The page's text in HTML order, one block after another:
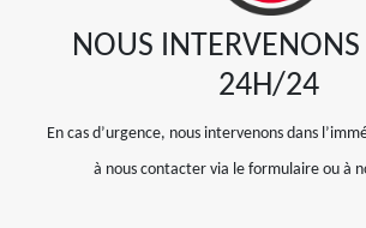
NOUS INTERVENONS
24H/24
En cas d’urgence, nous intervenons dans
à nous contacter via le formulaire ou à